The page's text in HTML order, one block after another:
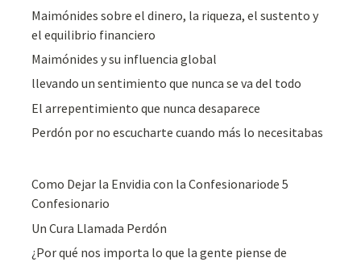
Maimónides sobre el dinero, la riqueza, el sustento y
el equilibrio financiero
Maimónides y su influencia global
llevando un sentimiento que nunca se va del todo
El arrepentimiento que nunca desaparece
Perdón por no escucharte cuando más lo necesitabas
Como Dejar la Envidia con la Confesionariode 5
Confesionario
Un Cura Llamada Perdón
¿Por qué nos importa lo que la gente piense de